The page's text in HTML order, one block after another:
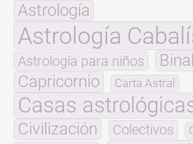
Astrología
Astrología
Astrología para niños
Capricornio
Carta Astral
Casas
Civilización Colectivos